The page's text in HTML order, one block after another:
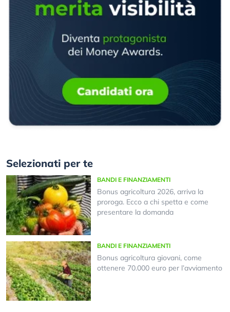
Selezionati per te
BANDI E FINANZIAMENTI
Bonus agricoltura 2026, arriva la
proroga. Ecco a chi spetta e come
presentare la domanda
BANDI E FINANZIAMENTI
Bonus agricoltura giovani, come
ottenere 70.000 euro per l’avviamento